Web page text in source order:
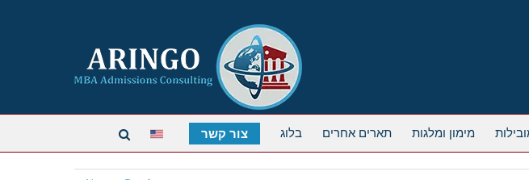
מימון ומלגות תארים אחרים בלוג צור קשר